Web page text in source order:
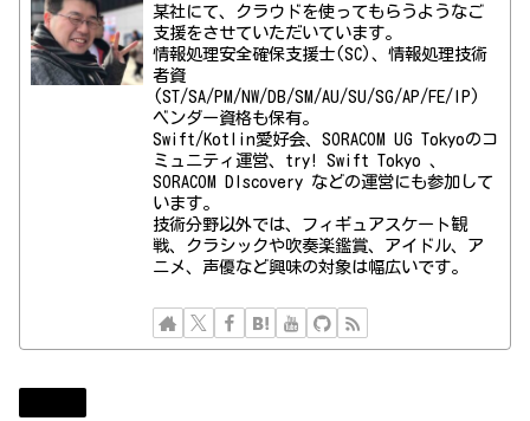
某社にて、クラウドを使ってもらうようなご
支援をさせていただいています。
情報処理安全確保支援士(SC)、情報処理技術
者資
(ST/SA/PM/NW/DB/SM/AU/SU/SG/AP/FE/IP)
ベンダー資格も保有。
Swift/Kotlin愛好会、SORACOM UG Tokyoのコ
ミュニティ運営、try! Swift Tokyo 、
SORACOM DIscovery などの運営にも参加して
います。
技術分野以外では、フィギュアスケート観
戦、クラシックや吹奏楽鑑賞、アイドル、ア
ニメ、声優など興味の対象は幅広いです。